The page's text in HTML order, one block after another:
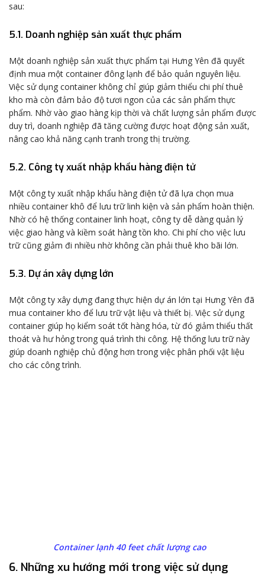
sau:
5.1. Doanh nghiệp sản xuất thực phẩm
Một doanh nghiệp sản xuất thực phẩm tại Hưng Yên đã quyết
định mua một container đông lạnh để bảo quản nguyên liệu.
Việc sử dụng container không chỉ giúp giảm thiểu chi phí thuê
kho mà còn đảm bảo độ tươi ngon của các sản phẩm thực
phẩm. Nhờ vào giao hàng kịp thời và chất lượng sản phẩm được
duy trì, doanh nghiệp đã tăng cường được hoạt động sản xuất,
nâng cao khả năng cạnh tranh trong thị trường.
5.2. Công ty xuất nhập khẩu hàng điện tử
Một công ty xuất nhập khẩu hàng điện tử đã lựa chọn mua
nhiều container khô để lưu trữ linh kiện và sản phẩm hoàn thiện.
Nhờ có hệ thống container linh hoạt, công ty dễ dàng quản lý
việc giao hàng và kiềm soát hàng tồn kho. Chi phí cho việc lưu
trữ cũng giảm đi nhiều nhờ không cần phải thuê kho bãi lớn.
5.3. Dự án xây dựng lớn
Một công ty xây dựng đang thực hiện dự án lớn tại Hưng Yên đã
mua container kho để lưu trữ vật liệu và thiết bị. Việc sử dụng
container giúp họ kiểm soát tốt hàng hóa, từ đó giảm thiểu thất
thoát và hư hỏng trong quá trình thi công. Hệ thống lưu trữ này
giúp doanh nghiệp chủ động hơn trong việc phân phối vật liệu
cho các công trình.
Container lạnh 40 feet chất lượng cao
6. Những xu hướng mới trong việc sử dụng